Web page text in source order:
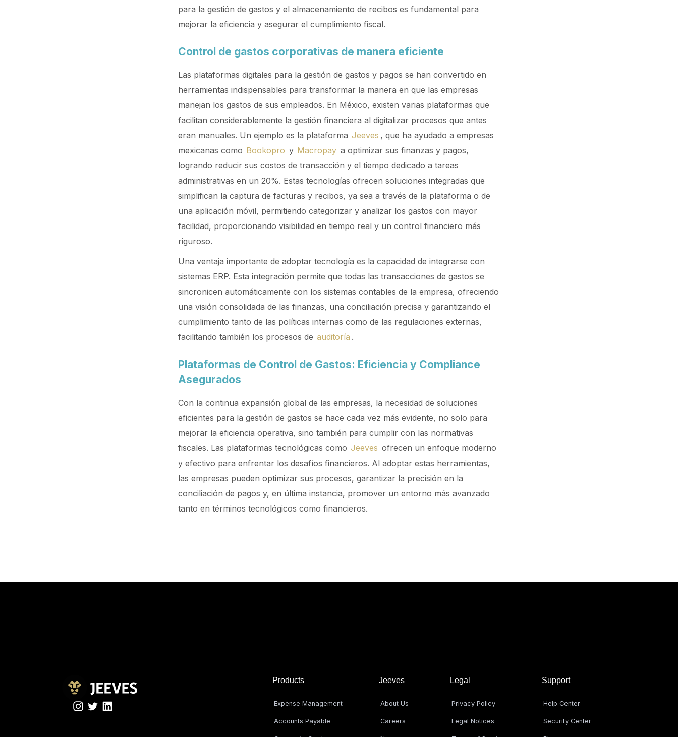
para la gestión de gastos y el almacenamiento de recibos es fundamental para
mejorar la eficiencia y asegurar el cumplimiento fiscal.
Control de gastos corporativas de manera eficiente
Las plataformas digitales para la gestión de gastos y pagos se han convertido en
herramientas indispensables para transformar la manera en que las empresas
manejan los gastos de sus empleados. En México, existen varias plataformas que
facilitan considerablemente la gestión financiera al digitalizar procesos que antes
eran manuales. Un ejemplo es la plataforma Jeeves , que ha ayudado a empresas
mexicanas como Bookopro y Macropay a optimizar sus finanzas y pagos,
logrando reducir sus costos de transacción y el tiempo dedicado a tareas
administrativas en un 20%. Estas tecnologías ofrecen soluciones integradas que
simplifican la captura de facturas y recibos, ya sea a través de la plataforma o de
una aplicación móvil, permitiendo categorizar y analizar los gastos con mayor
facilidad, proporcionando visibilidad en tiempo real y un control financiero más
riguroso.
Una ventaja importante de adoptar tecnología es la capacidad de integrarse con
sistemas ERP. Esta integración permite que todas las transacciones de gastos se
sincronicen automáticamente con los sistemas contables de la empresa, ofreciendo
una visión consolidada de las finanzas, una conciliación precisa y garantizando el
cumplimiento tanto de las políticas internas como de las regulaciones externas,
facilitando también los procesos de auditoría .
Plataformas de Control de Gastos: Eficiencia y Compliance
Asegurados
Con la continua expansión global de las empresas, la necesidad de soluciones
eficientes para la gestión de gastos se hace cada vez más evidente, no solo para
mejorar la eficiencia operativa, sino también para cumplir con las normativas
fiscales. Las plataformas tecnológicas como Jeeves ofrecen un enfoque moderno
y efectivo para enfrentar los desafíos financieros. Al adoptar estas herramientas,
las empresas pueden optimizar sus procesos, garantizar la precisión en la
conciliación de pagos y, en última instancia, promover un entorno más avanzado
tanto en términos tecnológicos como financieros.
Products
Expense Management
Accounts Payable
Jeeves
About Us
Careers
Legal
Privacy Policy
Legal Notices
Support
Help Center
Security Center